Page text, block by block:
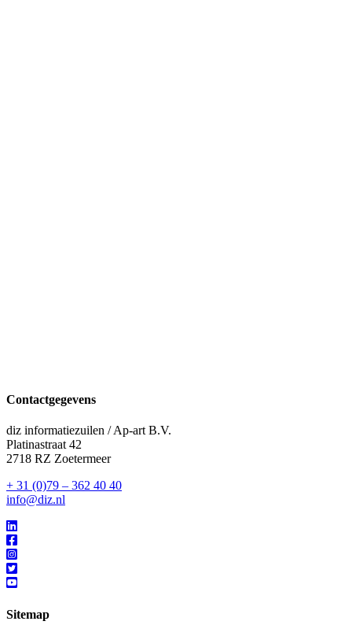
Contactgegevens
diz informatiezuilen / Ap-art B.V.
Platinastraat 42
2718 RZ Zoetermeer
+ 31 (0)79 – 362 40 40
info@diz.nl
Sitemap